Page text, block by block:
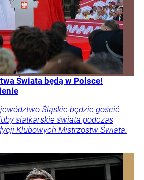
Świata będą w Polsce!
Śląskie będzie gościć
siatkarskie świata podczas
Klubowych Mistrzostw Świata.